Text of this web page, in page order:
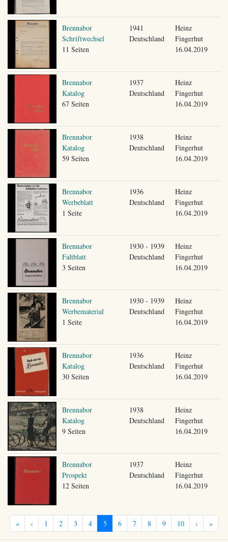
Brennabor
Schriftwechsel
11 Seiten
1941
Deutschland
Heinz
Fingerhut
16.04.2019
Brennabor
Katalog
67 Seiten
1937
Deutschland
Heinz
Fingerhut
16.04.2019
Brennabor
Katalog
59 Seiten
1938
Deutschland
Heinz
Fingerhut
16.04.2019
Brennabor
Werbeblatt
1 Seite
1936
Deutschland
Heinz
Fingerhut
16.04.2019
Brennabor
Faltblatt
3 Seiten
1930 - 1939
Deutschland
Heinz
Fingerhut
16.04.2019
Brennabor
Werbematerial
1 Seite
1930 - 1939
Deutschland
Heinz
Fingerhut
16.04.2019
Brennabor
Katalog
30 Seiten
1936
Deutschland
Heinz
Fingerhut
16.04.2019
Brennabor
Katalog
9 Seiten
1938
Deutschland
Heinz
Fingerhut
16.04.2019
Brennabor
Prospekt
12 Seiten
1937
Deutschland
Heinz
Fingerhut
16.04.2019
« ‹ 1 2 3 4 5 6 7 8 9 10 › »